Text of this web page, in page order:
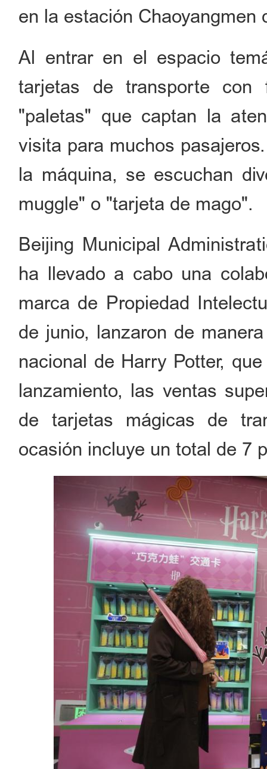
en la estación
Al entrar en el espacio
tarjetas de transporte
"paletas" que captan la
visita para muchos
la máquina, se escuchan
muggle" o "tarjeta de mago".
Beijing Municipal
ha llevado a cabo una
marca de Propiedad
de junio, lanzaron de
nacional de Harry Potter,
lanzamiento, las ventas
de tarjetas mágicas de
ocasión incluye un total de 7